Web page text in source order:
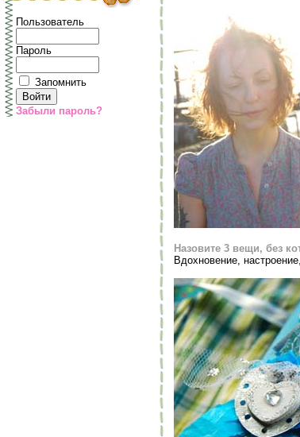
Пользователь
Пароль
Запомнить
Забыли пароль?
Назовите 3 вещи, без
Вдохновение,